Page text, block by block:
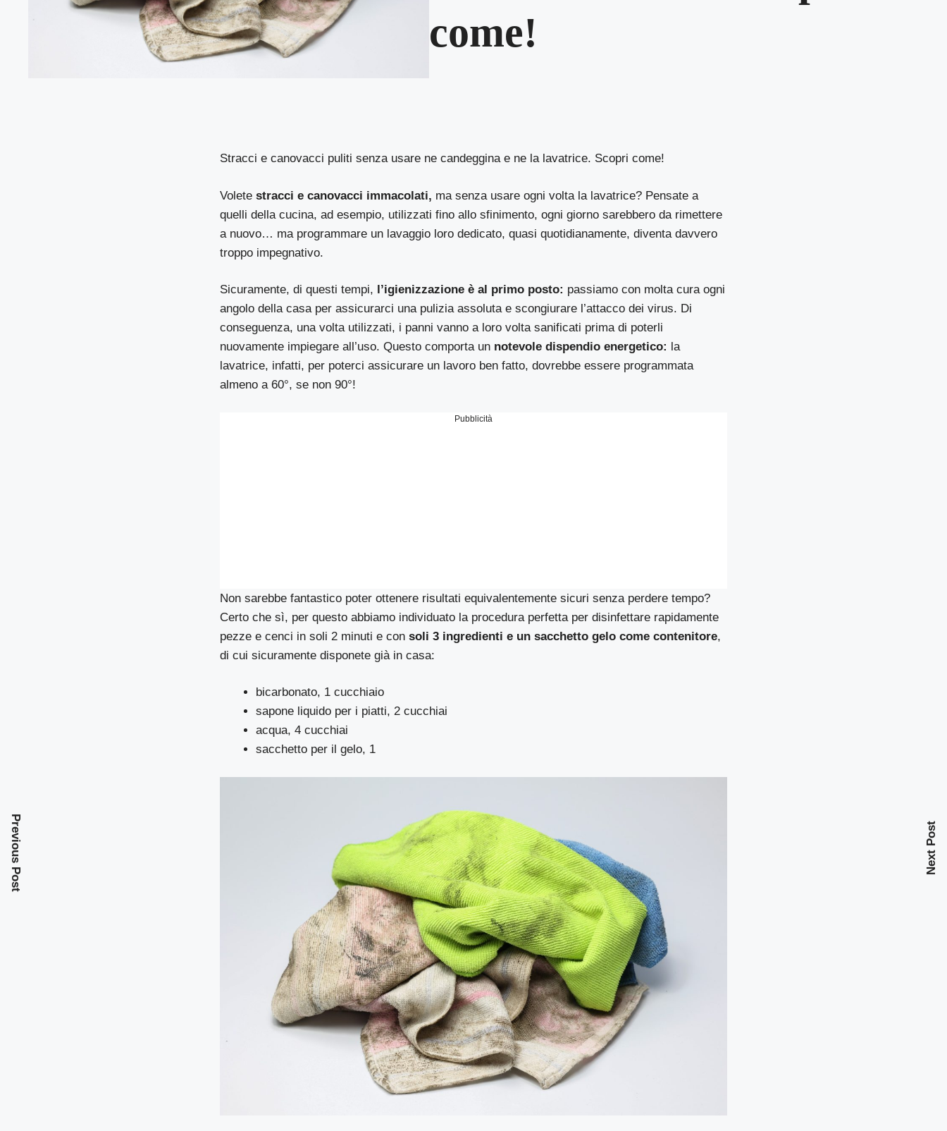
come!
Stracci e canovacci puliti senza usare ne candeggina e ne la lavatrice. Scopri come!
Voletestracci e canovacci immacolati, ma senza usare ogni volta la lavatrice? Pensate a
quelli della cucina, ad esempio, utilizzati fino allo sfinimento, ogni giorno sarebbero da rimettere
a nuovo… ma programmare un lavaggio loro dedicato, quasi quotidianamente, diventa davvero
troppo impegnativo.
Sicuramente, di questi tempi, l’igienizzazione è al primo posto: passiamo con molta cura ogni
angolo della casa per assicurarci una pulizia assoluta e scongiurare l’attacco dei virus. Di
conseguenza, una volta utilizzati, i panni vanno a loro volta sanificati prima di poterli
nuovamente impiegare all’uso. Questo comporta un notevole dispendio energetico: la
lavatrice, infatti, per poterci assicurare un lavoro ben fatto, dovrebbe essere programmata
almeno a 60°, se non 90°!
Pubblicità
Non sarebbe fantastico poter ottenere risultati equivalentemente sicuri senza perdere tempo?
Certo che sì, per questo abbiamo individuato la procedura perfetta per disinfettare rapidamente
pezze e cenci in soli 2 minuti e consoli 3 ingredienti e un sacchetto gelo come contenitore,
di cui sicuramente disponete già in casa:
bicarbonato, 1 cucchiaio
sapone liquido per i piatti, 2 cucchiai
acqua, 4 cucchiai
sacchetto per il gelo, 1
Previous Post Next Post